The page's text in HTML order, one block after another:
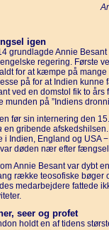
igen
grundlagde Annie
regering. Første
for at kæmpe på
på for at Indien kunne
ved en domstol fik to
munden på ”Indiens
før sin internering den
en gribende
i Indien, England og USA
døden nær efter
Annie Besant var dybt
række teosofiske bøger
medarbejdere fattede
seer og profet
holdt en af tidens